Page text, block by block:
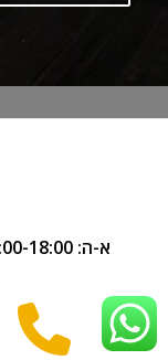
א-ה: 09:00-18:00 |